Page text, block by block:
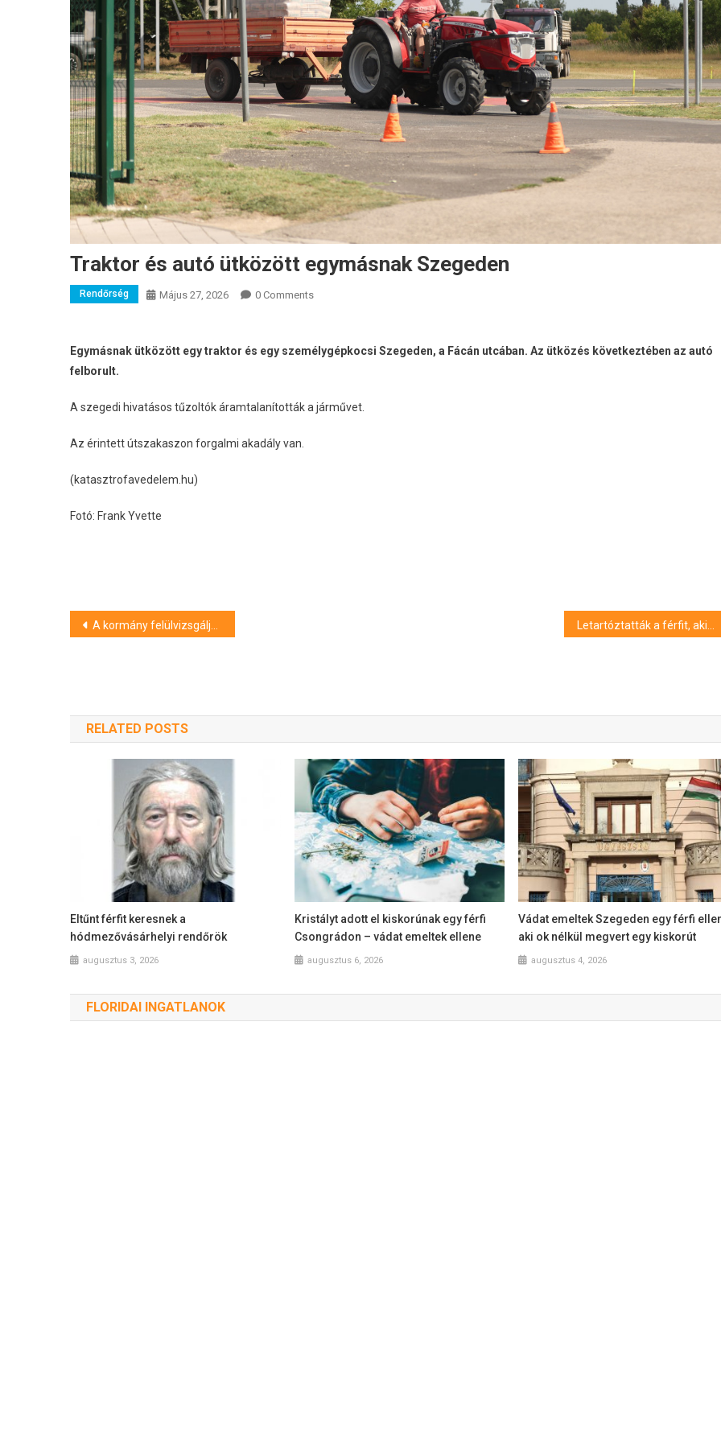
Traktor és autó ütközött egymásnak Szegeden
Rendőrség Május 27, 2026 0 Comments
Egymásnak ütközött egy traktor és egy személygépkocsi Szegeden, a Fácán utcában. Az ütközés következtében az autó
felborult.
A szegedi hivatásos tűzoltók áramtalanították a járművet.
Az érintett útszakaszon forgalmi akadály van.
(katasztrofavedelem.hu)
Fotó: Frank Yvette
Bejegyzés
A kormány felülvizsgálja a Klebelsberg Központ és a tankerületi központok működését is
RELATED POSTS
Eltűnt férfit keresnek a
hódmezővásárhelyi rendőrök
augusztus 3, 2026
Kristályt adott el kiskorúnak egy férfi
Csongrádon – vádat emeltek ellene
augusztus 6, 2026
Vádat emeltek Szegeden egy férfi
aki ok nélkül megvert egy kiskorút
augusztus 4, 2026
FLORIDAI INGATLANOK